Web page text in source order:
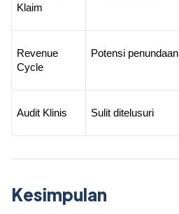
Klaim
Revenue
Cycle
Potensi penundaan
Audit Klinis Sulit ditelusuri
Kesimpulan